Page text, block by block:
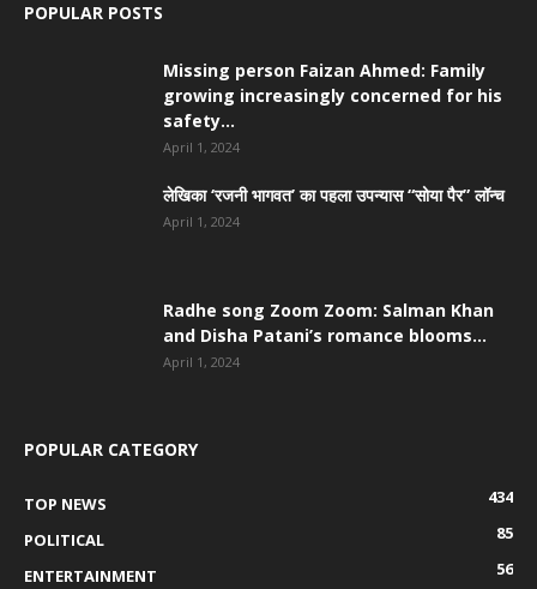
POPULAR POSTS
Missing person Faizan Ahmed: Family
growing increasingly concerned for his
safety...
April 1, 2024
लेखिका ‘रजनी भागवत’ का पहला उपन्यास “सोया पैर” लॉन्च
April 1, 2024
Radhe song Zoom Zoom: Salman Khan
and Disha Patani’s romance blooms...
April 1, 2024
POPULAR CATEGORY
TOP NEWS
434
POLITICAL
85
ENTERTAINMENT
56